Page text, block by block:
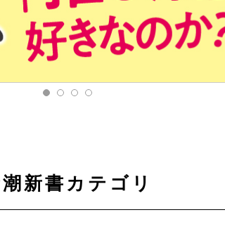
新書カテゴリ